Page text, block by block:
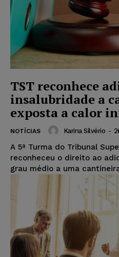
TST reconhece
insalubridade a
exposta a calor
NOTÍCIAS Karina Silvério -
A 5ª Turma do Tribunal
reconheceu o direito ao
grau médio a uma